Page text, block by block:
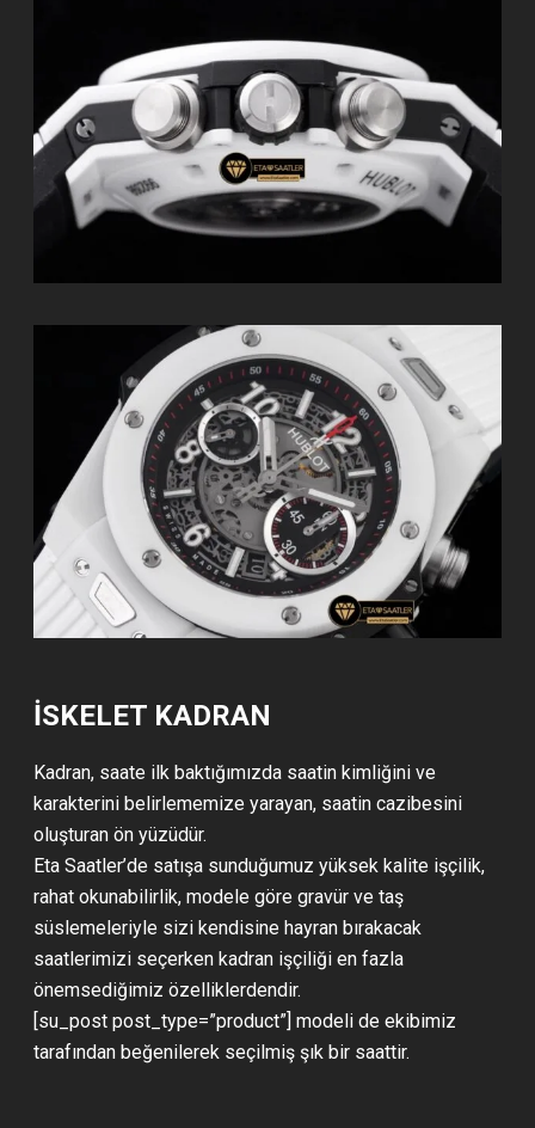
İSKELET KADRAN
Kadran, saate ilk baktığımızda saatin kimliğini ve
karakterini belirlememize yarayan, saatin cazibesini
oluşturan ön yüzüdür.
Eta Saatler’de satışa sunduğumuz yüksek kalite işçilik,
rahat okunabilirlik, modele göre gravür ve taş
süslemeleriyle sizi kendisine hayran bırakacak
saatlerimizi seçerken kadran işçiliği en fazla
önemsediğimiz özelliklerdendir.
[su_post post_type=”product”] modeli de ekibimiz
tarafından beğenilerek seçilmiş şık bir saattir.